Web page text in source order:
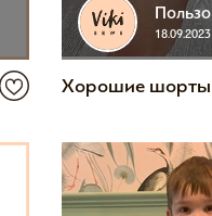
18.09.2023
Хорошие шорты